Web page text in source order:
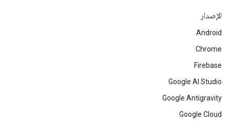
الإصدار
Android
Chrome
Firebase
Google AI Studio
Google Antigravity
Google Cloud